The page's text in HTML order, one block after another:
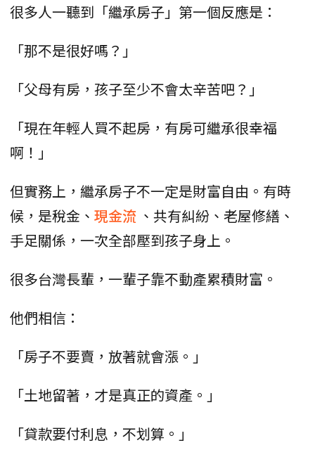
很多人一聽到「繼承房子」第一個反應是：
「那不是很好嗎？」
「父母有房，孩子至少不會太辛苦吧？」
「現在年輕人買不起房，有房可繼承很幸福
啊！」
但實務上，繼承房子不一定是財富自由。有時
候，是稅金、 現金流 、共有糾紛、老屋修繕、
手足關係，一次全部壓到孩子身上。
很多台灣長輩，一輩子靠不動產累積財富。
他們相信：
「房子不要賣，放著就會漲。」
「土地留著，才是真正的資產。」
「貸款要付利息，不划算。」